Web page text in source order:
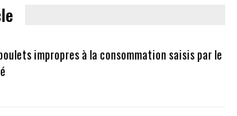
impropres à la consommation saisis par le